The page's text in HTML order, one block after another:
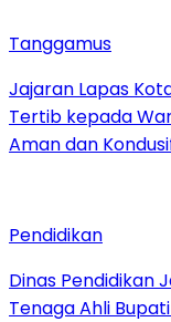
Tanggamus
Jajaran Lapas
Tertib kepada
Aman dan
Pendidikan
Dinas Pendidikan
Tenaga Ahli